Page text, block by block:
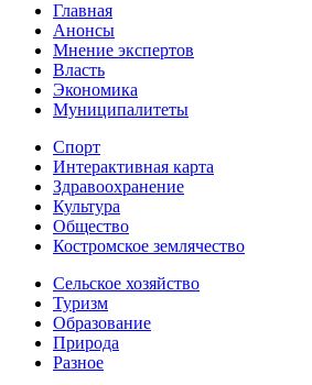
Главная
Анонсы
Мнение экспертов
Власть
Экономика
Муниципалитеты
Спорт
Интерактивная карта
Здравоохранение
Культура
Общество
Костромское землячество
Сельское хозяйство
Туризм
Образование
Природа
Разное